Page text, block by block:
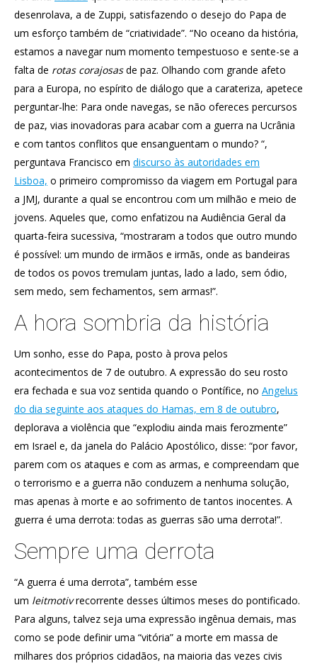
desenrolava, a de Zuppi, satisfazendo o desejo do Papa de
um esforço também de “criatividade”. “No oceano da história,
estamos a navegar num momento tempestuoso e sente-se a
falta de rotas corajosasde paz. Olhando com grande afeto
para a Europa, no espírito de diálogo que a carateriza, apetece
perguntar-lhe: Para onde navegas, se não ofereces percursos
de paz, vias inovadoras para acabar com a guerra na Ucrânia
e com tantos conflitos que ensanguentam o mundo? “,
perguntava Francisco em discurso às autoridades em
Lisboa, o primeiro compromisso da viagem em Portugal para
a JMJ, durante a qual se encontrou com um milhão e meio de
jovens. Aqueles que, como enfatizou na Audiência Geral da
quarta-feira sucessiva, “mostraram a todos que outro mundo
é possível: um mundo de irmãos e irmãs, onde as bandeiras
de todos os povos tremulam juntas, lado a lado, sem ódio,
sem medo, sem fechamentos, sem armas!”.
A hora sombria da história
Um sonho, esse do Papa, posto à prova pelos
acontecimentos de 7 de outubro. A expressão do seu rosto
era fechada e sua voz sentida quando o Pontífice, no Angelus
do dia seguinte aos ataques do Hamas, em 8 de outubro,
deplorava a violência que “explodiu ainda mais ferozmente”
em Israel e, da janela do Palácio Apostólico, disse: “por favor,
parem com os ataques e com as armas, e compreendam que
o terrorismo e a guerra não conduzem a nenhuma solução,
mas apenas à morte e ao sofrimento de tantos inocentes. A
guerra é uma derrota: todas as guerras são uma derrota!”.
Sempre uma derrota
“A guerra é uma derrota”, também esse
um leitmotivrecorrente desses últimos meses do pontificado.
Para alguns, talvez seja uma expressão ingênua demais, mas
como se pode definir uma “vitória” a morte em massa de
milhares dos próprios cidadãos, na maioria das vezes civis